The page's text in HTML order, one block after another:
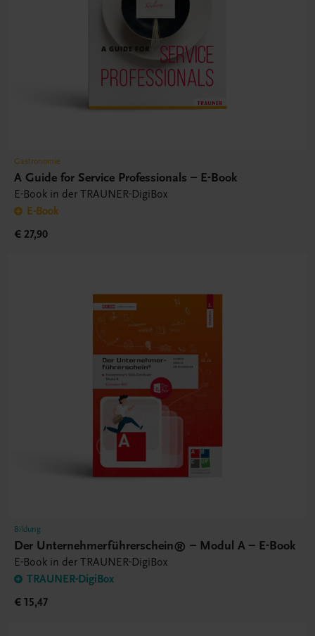
Gastronomie
A Guide for Service Professionals – E-Book
E-Book in der TRAUNER-DigiBox
E-Book
€ 27,90
Bildung
Der Unternehmerführerschein® – Modul A – E-Book
E-Book in der TRAUNER-DigiBox
TRAUNER-DigiBox
€ 15,47